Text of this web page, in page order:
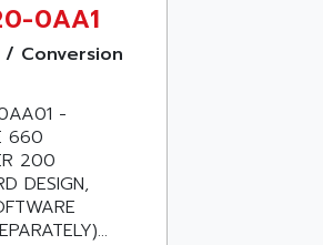
0AA1
/ Conversion
-
660
200
DESIGN,